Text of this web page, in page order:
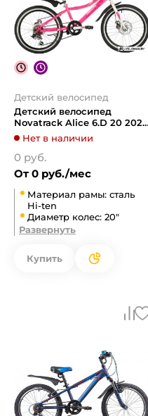
Детский велосипед
Детский велосипед
Novatrack Aliсe 6.D 20 2021
20SH6D.ALICE.PN21
(розовый)
Нет в наличии
0 руб.
От 0 руб./мес
Материал рамы: сталь
Hi-ten
Диаметр колес: 20"
Развернуть
Купить